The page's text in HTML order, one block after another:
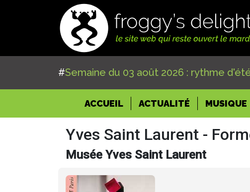
#Semaine du 03 août 2026 : rythme
ACCUEIL(CURRENT)
ACTUALITÉ MUSIQUE
Yves Saint Laurent -
Musée Yves Saint Laurent